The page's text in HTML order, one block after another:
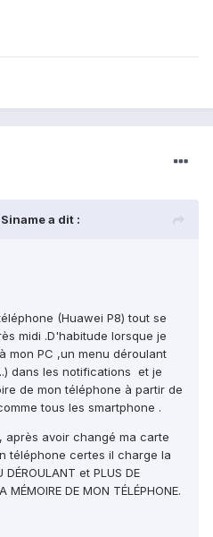
a dit :
(Huawei P8) tout se
midi .D'habitude lorsque je
mon PC ,un menu déroulant
dans les notifications et je
de mon téléphone à partir de
tous les smartphone .
après avoir changé ma carte
téléphone certes il charge la
et PLUS DE
MÉMOIRE DE MON TÉLÉPHONE.